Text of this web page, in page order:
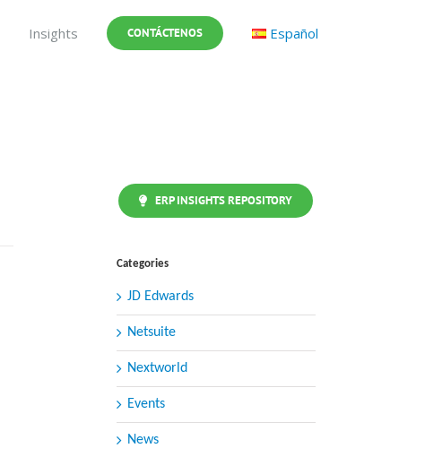
Insights CONTÁCTENOS Español
ERP INSIGHTS REPOSITORY
Categories
JD Edwards
Netsuite
Nextworld
Events
News